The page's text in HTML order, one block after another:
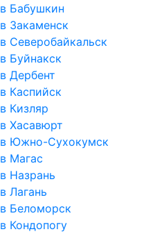
в Бабушкин
в Закаменск
в Северобайкальск
в Буйнакск
в Дербент
в Каспийск
в Кизляр
в Хасавюрт
в Южно-Сухокумск
в Магас
в Назрань
в Лагань
в Беломорск
в Кондопогу